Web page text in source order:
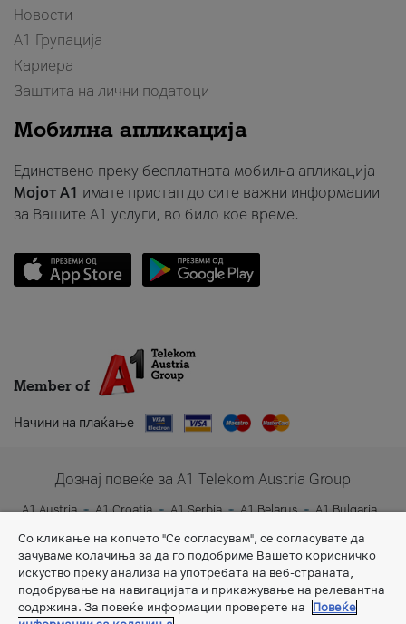
Новости
А1 Групација
Кариера
Заштита на лични податоци
Мобилна апликација
Единствено преку бесплатната мобилна апликација
Мојот A1 имате пристап до сите важни информации
за Вашите A1 услуги, во било кое време.
Member of
Начини на плаќање
Дознај повеќе за A1 Telekom Austria Group
A1 Austria A1 Croatia A1 Serbia A1 Belarus
A1 Bulgaria
Со кликање на копчето "Се согласувам", се согласувате да
зачуваме колачиња за да го подобриме Вашето корисничко
искуство преку анализа на употребата на веб-страната,
подобрување на навигацијата и прикажување на релевантна
содржина. За повеќе информации проверете на
Повеќе